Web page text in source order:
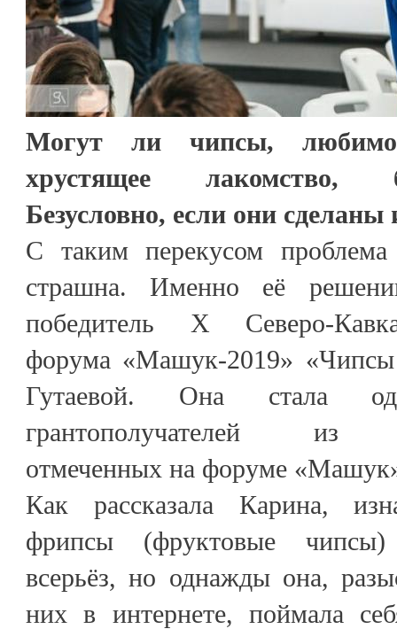
Могут ли чипсы,
хрустящее лакомство,
Безусловно, если они
С таким перекусом
страшна. Именно её
победитель X Северо-
форума «Машук-2019»
Гутаевой. Она стала
грантополучателей из
отмеченных на форуме
Как рассказала Карина,
фрипсы (фруктовые чипсы)
всерьёз, но однажды она,
них в интернете, поймала